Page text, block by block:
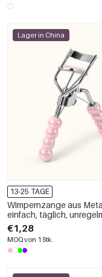
Lager in China
13-25 TAGE
Wimpernzange aus
einfach, täglich,
Form, einfarbig
€1,28
MOQ von 1 Stk.